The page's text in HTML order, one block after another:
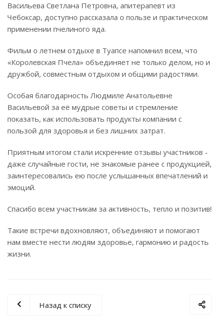
Васильева Светлана Петровна, апитерапевт из
Чебоксар, доступно рассказала о пользе и практическом
применении пчелиного яда.
Фильм о летнем отдыхе в Туапсе напомнил всем, что
«Королевская Пчела» объединяет не только делом, но и
дружбой, совместным отдыхом и общими радостями.
Особая благодарность Людмиле Анатольевне
Васильевой за её мудрые советы и стремление
показать, как использовать продукты компании с
пользой для здоровья и без лишних затрат.
Приятным итогом стали искренние отзывы участников -
даже случайные гости, не знакомые ранее с продукцией,
заинтересовались ею после услышанных впечатлений и
эмоций.
Спасибо всем участникам за активность, тепло и позитив!
Такие встречи вдохновляют, объединяют и помогают
нам вместе нести людям здоровье, гармонию и радость
жизни.
Назад к списку